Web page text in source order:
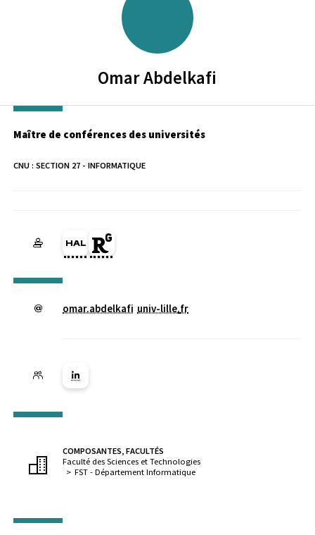
OmarAbdelkafi
Maître de conférences des universités
CNU : SECTION 27 - INFORMATIQUE
HAL omar-abdelkafi (Ouverture dans une nouvelle fenêtre)
Page Researchgate du membre (Ouverture dans une
omar.abdelkafi univ-lille.fr
Lien vers la page Linkedin ( Nouvelle fenêtre)
COMPOSANTES, FACULTÉS
Faculté des Sciences et Technologies
FST - Département Informatique